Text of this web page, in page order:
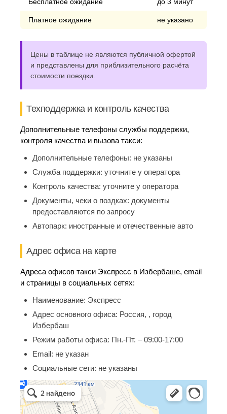
Платное ожидание не указано
Цены в таблице не являются публичной офертой
и представлены для приблизительного расчёта
стоимости поездки.
Техподдержка и контроль качества
Дополнительные телефоны службы поддержки,
контроля качества и вызова такси:
Дополнительные телефоны: не указаны
Служба поддержки: уточните у оператора
Контроль качества: уточните у оператора
Документы, чеки о поздках: документы
предоставляются по запросу
Автопарк: иностранные и отечественные авто
Адрес офиса на карте
Адреса офисов такси Экспресс в Избербаше, email
и страницы в социальных сетях:
Наименование: Экспресс
Адрес основного офиса: Россия, , город
Избербаш
Режим работы офиса: Пн.-Пт. – 09:00-17:00
Email: не указан
Социальные сети: не указаны